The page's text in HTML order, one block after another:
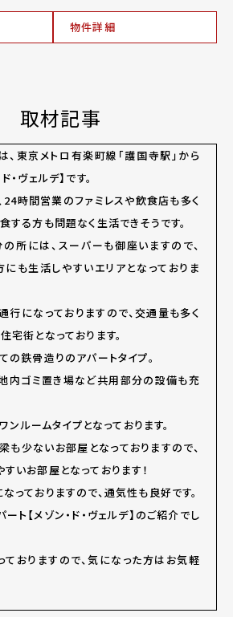
物件詳細
取材記事
東京メトロ有楽町線「護国寺駅」から
・ヴェルデ】です。
時間営業のファミレスや飲食店も多く
する方も問題なく生活できそうです。
所には、スーパーも御座いますので、
も生活しやすいエリアとなっておりま
になっておりますので、交通量も多く
宅街となっております。
の鉄骨造りのアパートタイプ。
内ゴミ置き場など共用部分の設備も充
ルームタイプとなっております。
も少ないお部屋となっておりますので、
いお部屋となっております！
っておりますので、通気性も良好です。
ト【メゾン・ド・ヴェルデ】のご紹介でし
おりますので、気になった方はお気軽